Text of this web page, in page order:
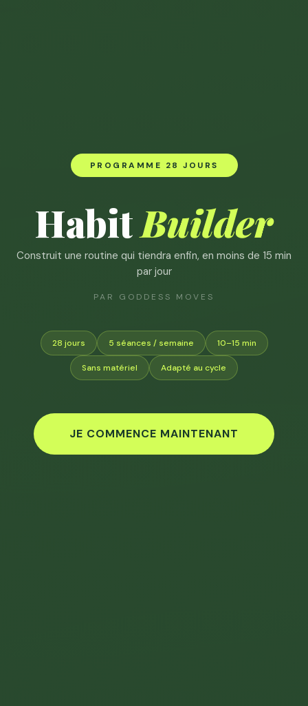
PROGRAMME 28 JOURS
HabitBuilder
Construit une routine qui tiendra enfin, en moins de 15 min
par jour
PAR GODDESS MOVES
28 jours 5 séances / semaine 10–15 min
Sans matériel Adapté au cycle
JE COMMENCE MAINTENANT